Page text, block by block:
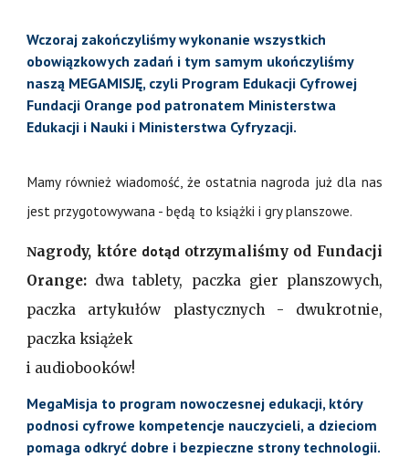
Wczoraj zakończyliśmy wykonanie wszystkich
obowiązkowych zadań i tym samym ukończyliśmy
naszą MEGAMISJĘ, czyli Program Edukacji Cyfrowej
Fundacji Orange pod patronatem Ministerstwa
Edukacji i Nauki i Ministerstwa Cyfryzacji.
Mamy również wiadomość, że ostatnia nagroda już dla nas
jest przygotowywana - będą to książki i gry planszowe.
Nagrody, któredotąd otrzymaliśmy od Fundacji
Orange: dwa tablety, paczka gier planszowych,
paczka artykułów plastycznych - dwukrotnie,
paczka książek
i audiobooków!
MegaMisja to program nowoczesnej edukacji, który
podnosi cyfrowe kompetencje nauczycieli, a dzieciom
pomaga odkryć dobre i bezpieczne strony technologii.